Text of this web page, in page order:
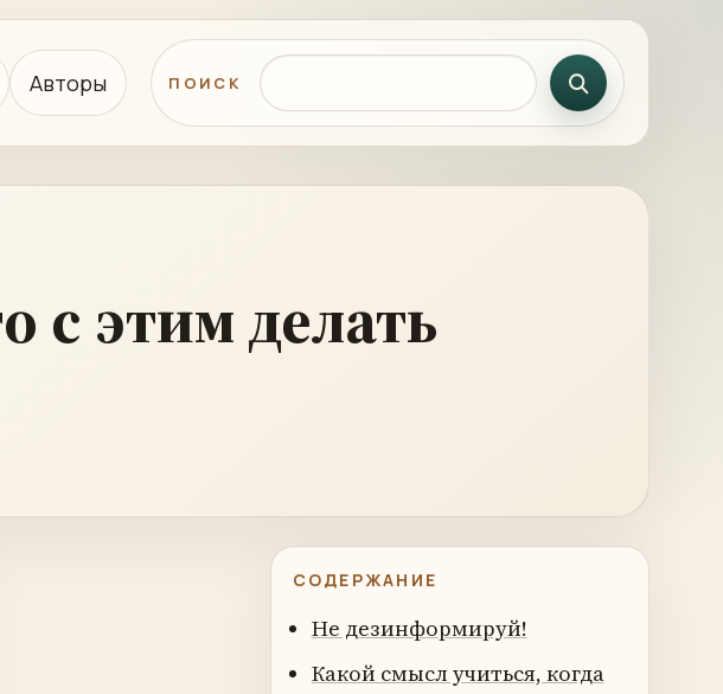
Авторы ПОИСК Поиск по сайту
с этим делать
СОДЕРЖАНИЕ
Не дезинформируй!
Какой смысл учиться, когда